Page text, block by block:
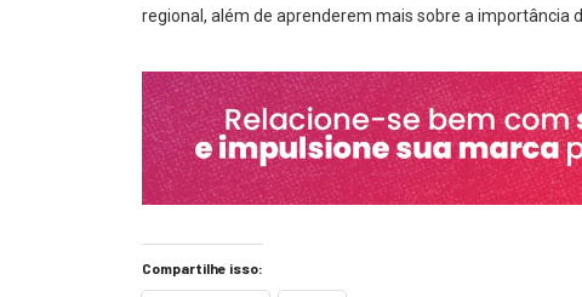
regional, além de aprenderem mais sobre a importância
Compartilhe isso: